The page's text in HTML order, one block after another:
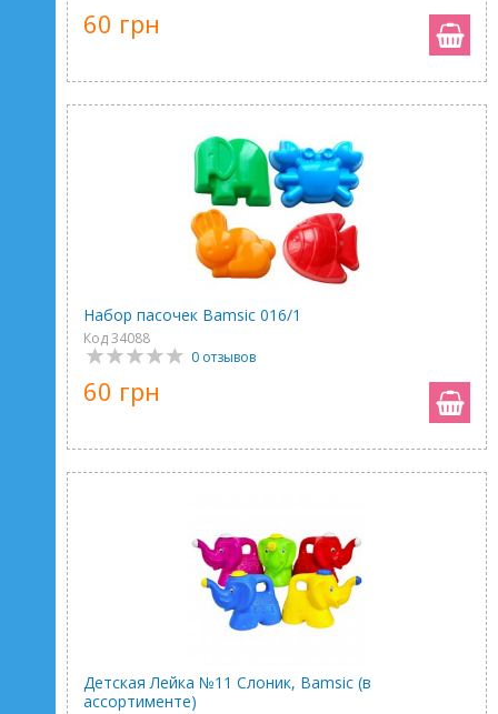
60 грн
Набор пасочек Bamsic 016/1
Код 34088
0 отзывов
60 грн
Детская Лейка №11 Слоник, Bamsic (в
ассортименте)